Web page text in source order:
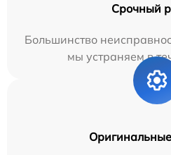
Срочный
Большинство
мы устраняем в